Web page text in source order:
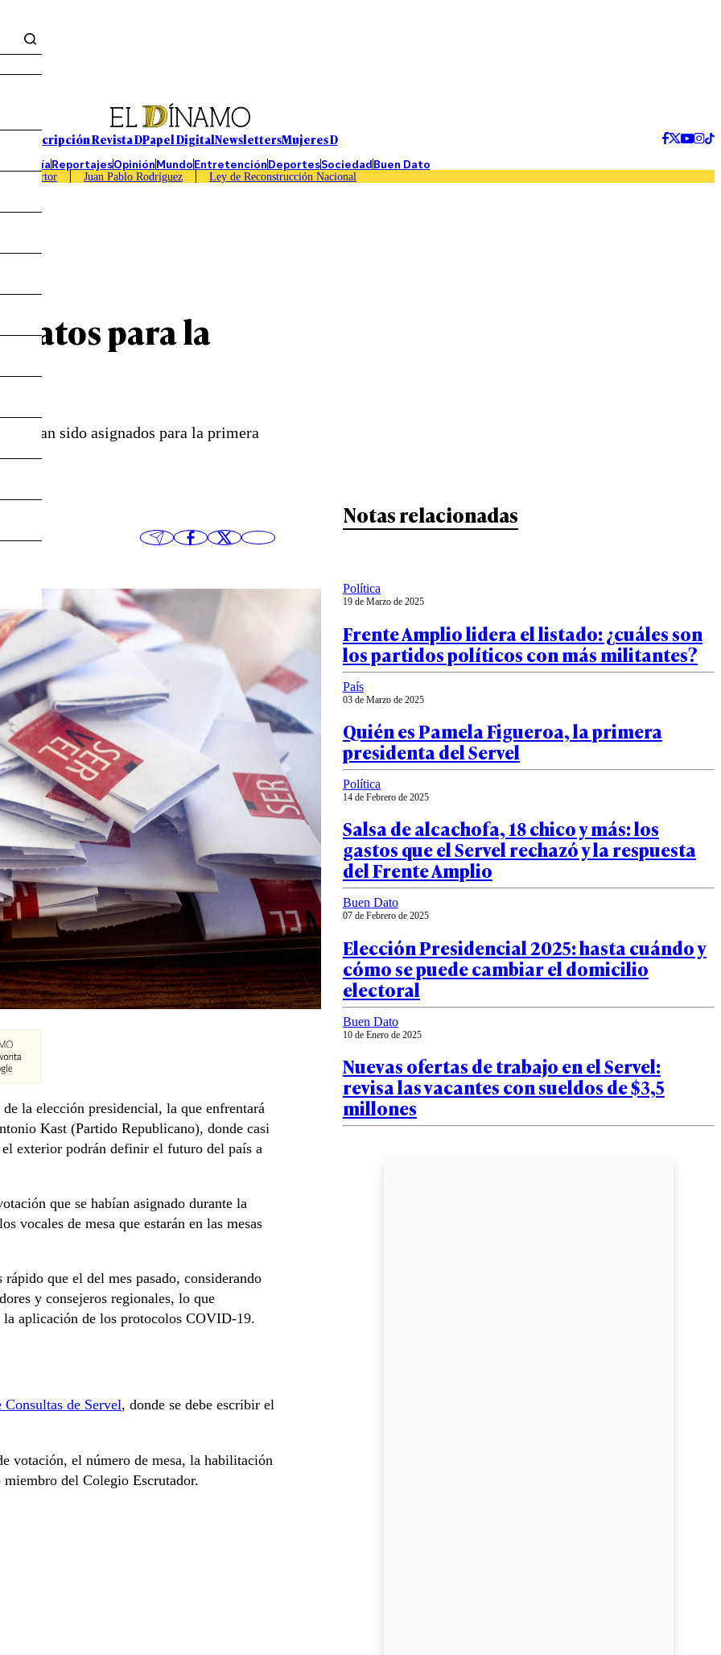
Suscripción Revista DPapel DigitalNewslettersMujeres D
EconomíaReportajesOpiniónMundoEntretenciónDeportesSociedadBuen Dato
Caso Sartor Juan Pablo Rodríguez Ley de Reconstrucción Nacional
datos para la
habían sido asignados para la primera
la elección presidencial, la que enfrentará
Kast (Partido Republicano), donde casi
exterior podrán definir el futuro del país a
que se habían asignado durante la
vocales de mesa que estarán en las mesas
rápido que el del mes pasado, considerando
y consejeros regionales, lo que
la aplicación de los protocolos COVID-19.
Consultas de Servel, donde se debe escribir el
votación, el número de mesa, la habilitación
del Colegio Escrutador.
Notas relacionadas
Política
19 de Marzo de 2025
Frente Amplio lidera el listado: ¿cuáles son
los partidos políticos con más militantes?
País
03 de Marzo de 2025
Quién es Pamela Figueroa, la primera
presidenta del Servel
Política
14 de Febrero de 2025
Salsa de alcachofa, 18 chico y más: los
gastos que el Servel rechazó y la respuesta
del Frente Amplio
Buen Dato
07 de Febrero de 2025
Elección Presidencial 2025: hasta cuándo y
cómo se puede cambiar el domicilio
electoral
Buen Dato
10 de Enero de 2025
Nuevas ofertas de trabajo en el Servel:
revisa las vacantes con sueldos de $3,5
millones